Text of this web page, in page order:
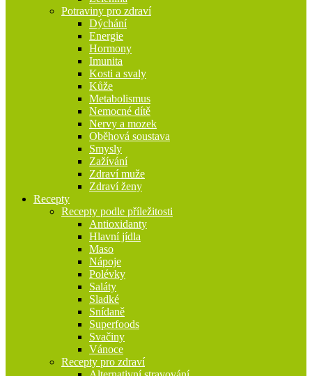
Potraviny pro zdraví
Dýchání
Energie
Hormony
Imunita
Kosti a svaly
Kůže
Metabolismus
Nemocné dítě
Nervy a mozek
Oběhová soustava
Smysly
Zažívání
Zdraví muže
Zdraví ženy
Recepty
Recepty podle příležitosti
Antioxidanty
Hlavní jídla
Maso
Nápoje
Polévky
Saláty
Sladké
Snídaně
Superfoods
Svačiny
Vánoce
Recepty pro zdraví